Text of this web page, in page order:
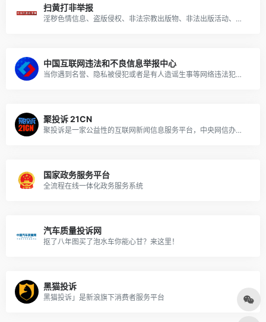
扫黄打非举报
淫秽色情信息、盗版侵权、非法宗教出版物、非法出版活动、假媒体、假记者、假记者站时，一定记得来这里投诉
中国互联网违法和不良信息举报中心
当你遇到名誉、隐私被侵犯或者是有人造谣生事等网络违法犯罪时，可以在这里进行举报投诉。
聚投诉 21CN
聚投诉是一家公益性的互联网新闻信息服务平台，中央网信办批准，有政府背景，可以说十分靠谱。
国家政务服务平台
全流程在线一体化政务服务系统
汽车质量投诉网
抠了八年图买了泡水车你能心甘？来这里！
黑猫投诉
黑猫投诉」是新浪旗下消费者服务平台